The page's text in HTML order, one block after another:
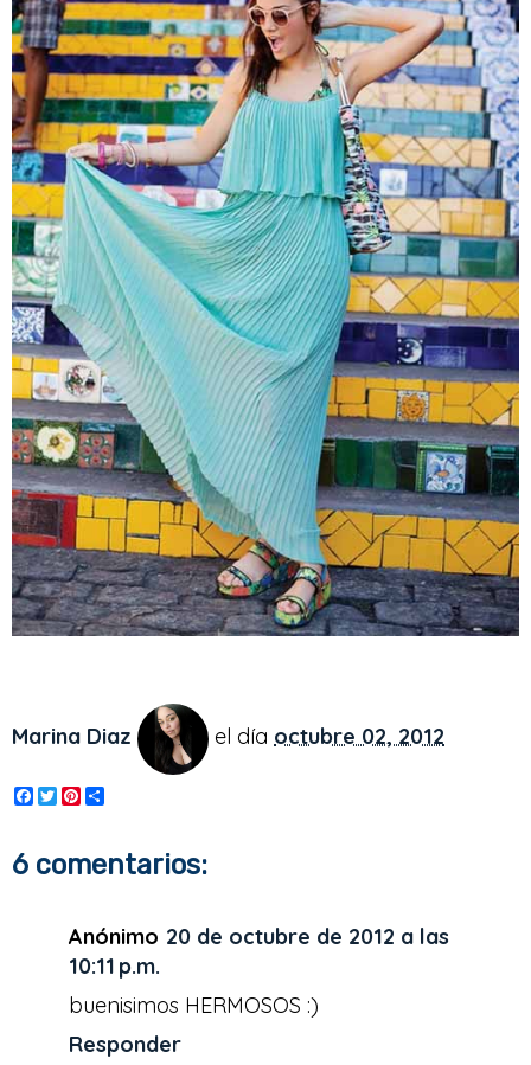
Marina Diaz el día octubre 02, 2012
F
a
e
b
T
w
t
t
P
t
e
s
t
r
e
6 comentarios:
Anónimo 20 de octubre de 2012 a las
10:11 p.m.
buenisimos HERMOSOS :)
Responder